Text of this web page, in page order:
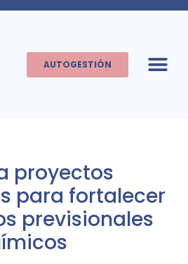
AUTOGESTIÓN
proyectos
para fortalecer
previsionales